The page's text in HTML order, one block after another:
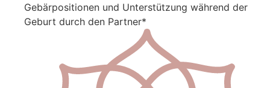
Gebärpositionen und Unterstützung während der
Geburt durch den Partner*